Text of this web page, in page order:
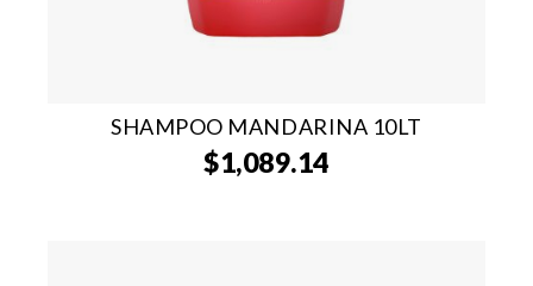
SHAMPOO MANDARINA 10LT
$1,089.14